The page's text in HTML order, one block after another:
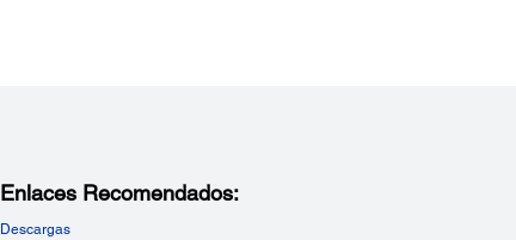
Enlaces Recomendados:
Descargas